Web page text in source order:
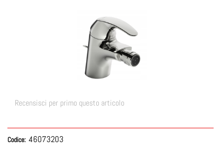
Recensisci per primo questo articolo
Codice: 46073203